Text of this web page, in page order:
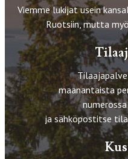
Viemme lukijat usein
Ruotsiin, mutta
maanantaista
ja sähköpostitse